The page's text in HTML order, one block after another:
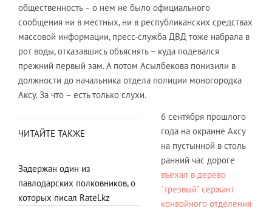
общественность – о нем не было официального
сообщения ни в местных, ни в республиканских средствах
массовой информации, пресс-служба ДВД тоже набрала в
рот воды, отказавшись объяснять – куда подевался
прежний первый зам. А потом Асылбекова понизили в
должности до начальника отдела полиции моногородка
Аксу. За что – есть только слухи.
ЧИТАЙТЕ ТАКЖЕ
Задержан один из
павлодарских полковников, о
которых писал Ratel.kz
6 сентября прошлого
года на окраине Аксу
на пустынной в столь
ранний час дороге
въехал в дерево
"трезвый" сержант
конвойного отделения